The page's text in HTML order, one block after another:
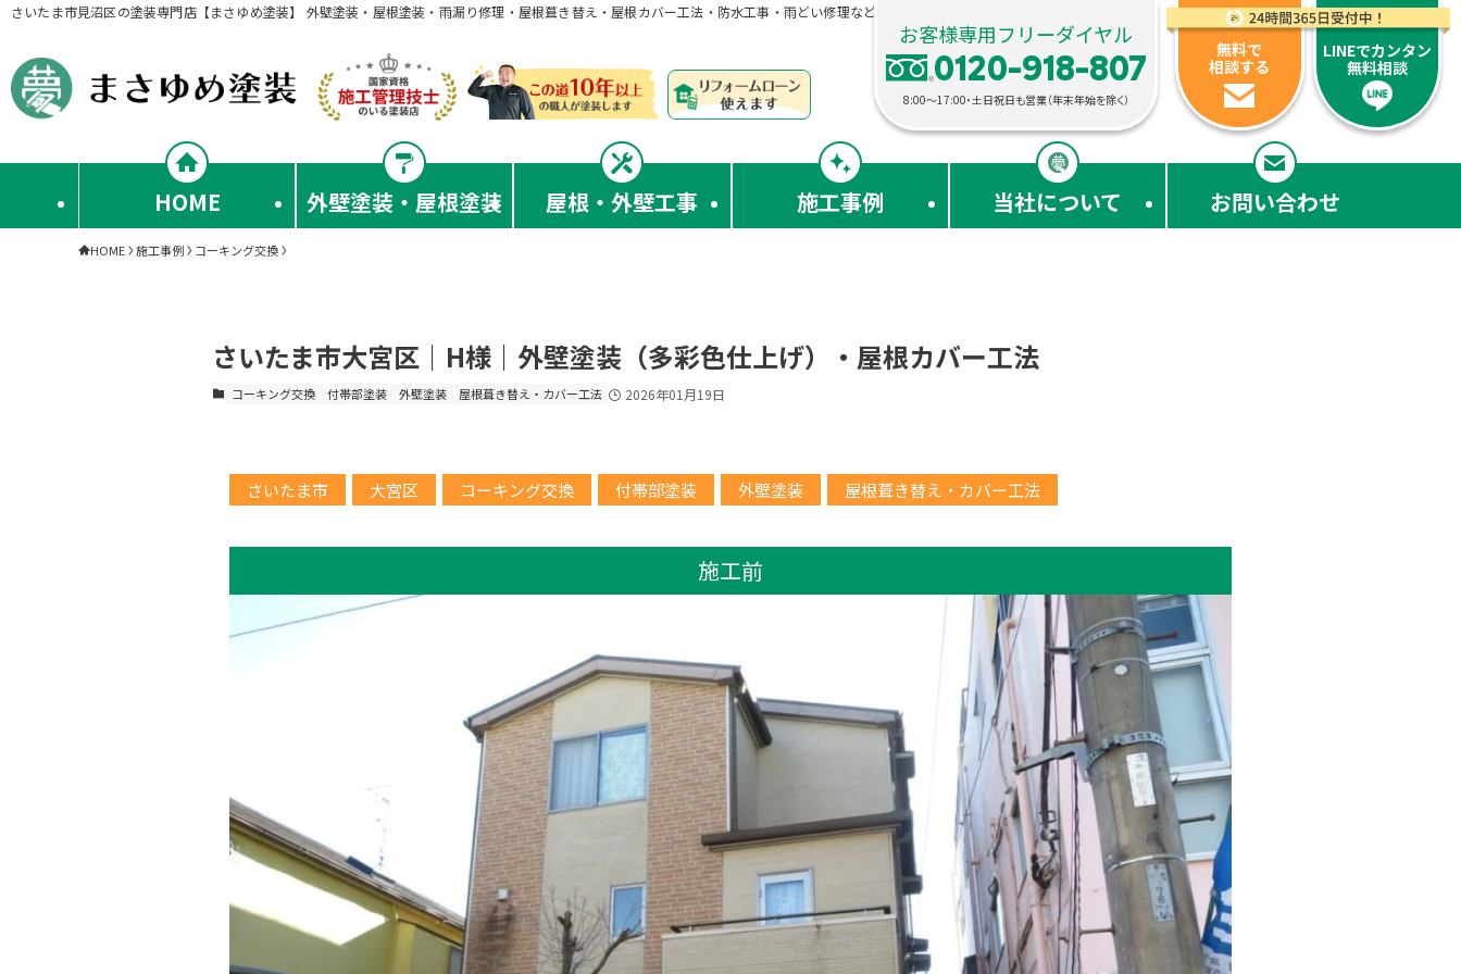
さいたま市見沼区の塗装専門店【まさゆめ塗装】 外壁塗装・屋根塗装・雨漏り修理・屋根葺き替え・屋根カバー工法・防水工事・雨どい修理などお住まいのリフォームに対応
HOME 外壁塗装・屋根塗装 屋根・外壁工事 施工事例 当社について お問い合わせ
お客様専用フリーダイヤル
0120-918-807
8:00〜17:00・土日祝日も営業（年末年始を除く）
無料で
相談する
LINEでカンタン
無料相談
HOME 施工事例 コーキング交換
さいたま市大宮区｜H様｜外壁塗装（多彩色仕上げ）・屋根カバー工法
コーキング交換 付帯部塗装 外壁塗装 屋根葺き替え・カバー工法 2026年01月19日
さいたま市 大宮区 コーキング交換 付帯部塗装 外壁塗装 屋根葺き替え・カバー工法
施工前